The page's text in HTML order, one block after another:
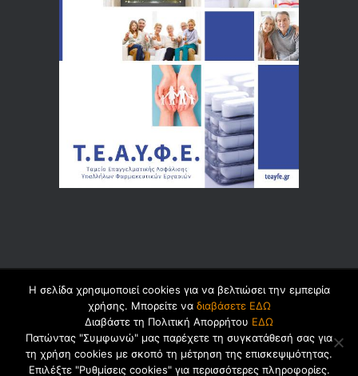
© 2026 byDualsoft
Πολιτική Ασφαλείας Προσωπικών
Η σελίδα χρησιμοποιεί cookies για να βελτιώσει την εμπειρία
χρήσης. Μπορείτε να διαβάσετε ΕΔΩ
Διαβάστε τη Πολιτική Απορρήτου ΕΔΩ
Πατώντας "Συμφωνώ" μας παρέχετε τη συγκατάθεσή σας για
τη χρήση cookies με σκοπό τη μέτρηση της επισκεψιμότητας.
Επιλέξτε "Ρυθμίσεις cookies" για περισσότερες πληροφορίες.